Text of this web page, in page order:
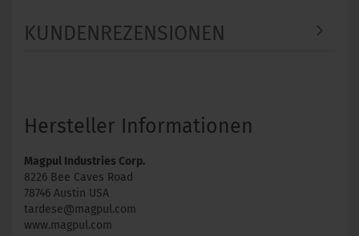
KUNDENREZENSIONEN
Hersteller Informationen
Magpul Industries Corp.
8226 Bee Caves Road
78746 Austin USA
tardese@magpul.com
www.magpul.com